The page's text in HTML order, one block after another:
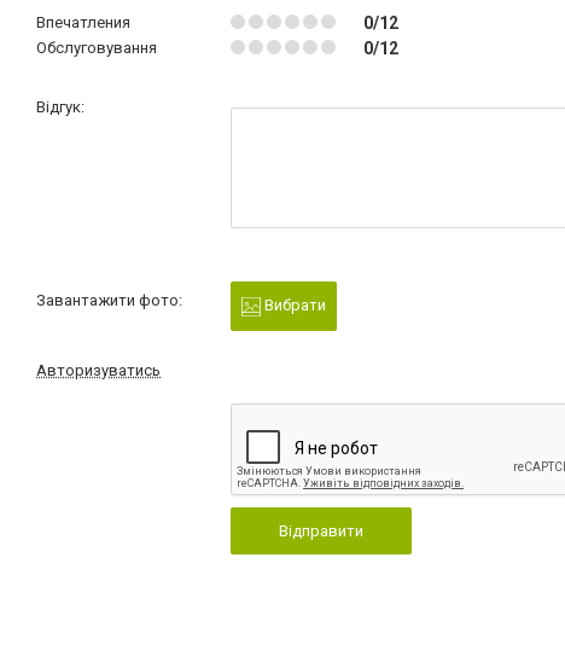
Впечатления 0/12
Обслуговування 0/12
Відгук:
Завантажити фото: Вибрати
Авторизуватись
Відправити